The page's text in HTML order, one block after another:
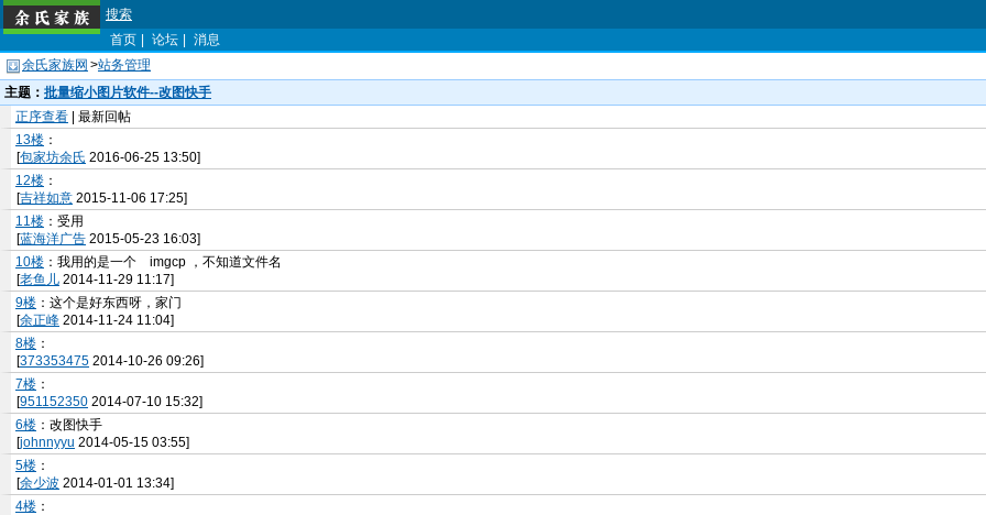
搜索
首页
论坛
消息
余氏家族网 >站务管理
主题： 批量缩小图片软件--改图快手
正序查看 | 最新回帖
13楼 ：
[包家坊余氏 2016-06-25 13:50]
12楼 ：
[吉祥如意 2015-11-06 17:25]
11楼 ：受用
[蓝海洋广告 2015-05-23 16:03]
10楼 ：我用的是一个 imgcp ，不知道文件名
[老鱼儿 2014-11-29 11:17]
9楼 ：这个是好东西呀，家门
[余正峰 2014-11-24 11:04]
8楼 ：
[373353475 2014-10-26 09:26]
7楼 ：
[951152350 2014-07-10 15:32]
6楼 ：改图快手
[johnnyyu 2014-05-15 03:55]
5楼 ：
[余少波 2014-01-01 13:34]
4楼 ：